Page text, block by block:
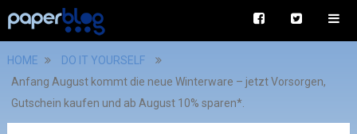
HOME
DO IT YOURSELF
Anfang August kommt die neue Winterware – jetzt Vorsorgen,
Gutschein kaufen und ab August 10% sparen*.